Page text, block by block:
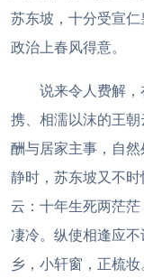
苏东坡，十分受宣
政治上春风得意。
说来令人费解
携、相濡以沫的王
酬与居家主事，自
静时，苏东坡又不
云：十年生死两茫
凄冷。纵使相逢应
乡，小轩窗，正梳